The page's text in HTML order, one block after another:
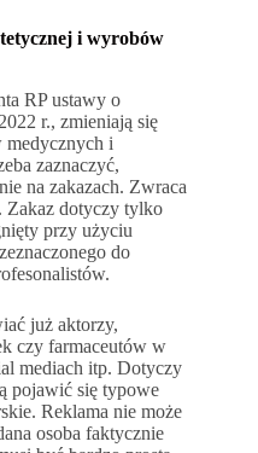
i wyrobów
RP ustawy o
r., zmieniają się
medycznych i
zaznaczyć,
na zakazach. Zwraca
Zakaz dotyczy tylko
przy użyciu
do
już aktorzy,
czy farmaceutów w
mediach itp. Dotyczy
pojawić się typowe
Reklama nie może
osoba faktycznie